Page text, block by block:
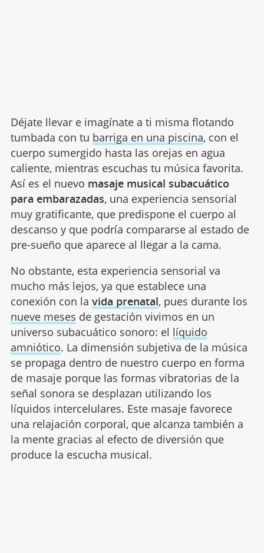
Déjate llevar e imagínate a ti misma flotando
tumbada con tu barriga en una piscina, con el
cuerpo sumergido hasta las orejas en agua
caliente, mientras escuchas tu música favorita.
Así es el nuevo masaje musical subacuático
para embarazadas, una experiencia sensorial
muy gratificante, que predispone el cuerpo al
descanso y que podría compararse al estado de
pre-sueño que aparece al llegar a la cama.
No obstante, esta experiencia sensorial va
mucho más lejos, ya que establece una
conexión con la vida prenatal, pues durante los
nueve meses de gestación vivimos en un
universo subacuático sonoro: el líquido
amniótico. La dimensión subjetiva de la música
se propaga dentro de nuestro cuerpo en forma
de masaje porque las formas vibratorias de la
señal sonora se desplazan utilizando los
líquidos intercelulares. Este masaje favorece
una relajación corporal, que alcanza también a
la mente gracias al efecto de diversión que
produce la escucha musical.